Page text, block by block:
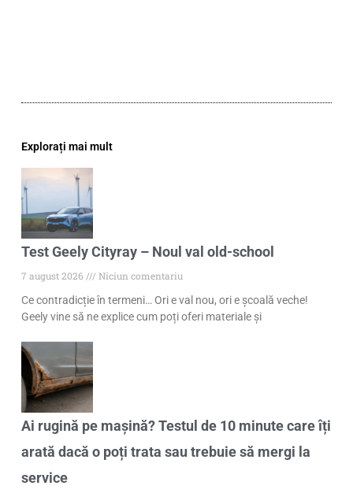
Explorați mai mult
Test Geely Cityray – Noul val old-school
7 august 2026
Niciun comentariu
Ce contradicție în termeni… Ori e val nou, ori e școală veche!
Geely vine să ne explice cum poți oferi materiale și
Ai rugină pe mașină? Testul de 10 minute care îți
arată dacă o poți trata sau trebuie să mergi la
service